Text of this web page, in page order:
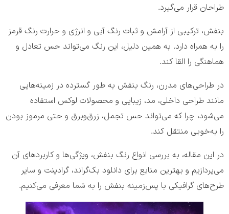
طراحان قرار می‌گیرد.
بنفش، ترکیبی از آرامش و ثبات رنگ آبی و انرژی و حرارت رنگ قرمز
را به همراه دارد. به همین دلیل، این رنگ می‌تواند حس تعادل و
هماهنگی را القا کند.
در طراحی‌های مدرن، رنگ بنفش به طور گسترده در زمینه‌هایی
مانند طراحی داخلی، مد، زیبایی و محصولات لوکس استفاده
می‌شود، چرا که می‌تواند حس تجمل، زرق‌وبرق و حتی مرموز بودن
را به‌خوبی منتقل کند.
در این مقاله، به بررسی انواع رنگ بنفش، ویژگی‌ها و کاربردهای آن
می‌پردازیم و بهترین منابع برای دانلود بک‌گراند، گرادینت و سایر
طرح‌های گرافیکی با پس‌زمینه بنفش را به شما معرفی می‌کنیم.